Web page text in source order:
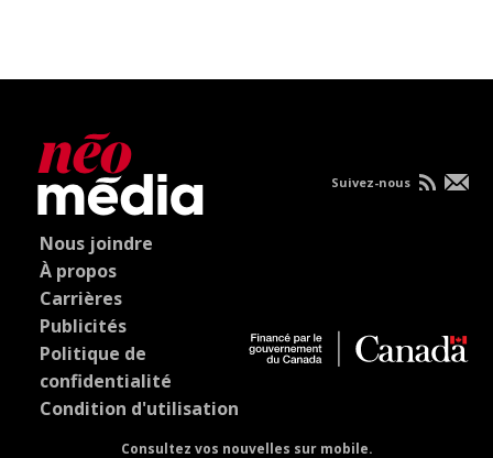
Nous joindre
À propos
Carrières
Publicités
Politique de
confidentialité
Condition d'utilisation
Consultez vos nouvelles sur mobile.
Suivez-nous